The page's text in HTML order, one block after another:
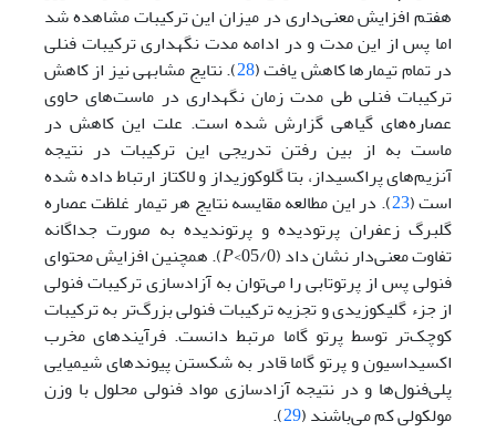
هفتم افزایش معنی‌داری در میزان این ترکیبات مشاهده شد
اما پس از این مدت و در ادامه مدت نگهداری ترکیبات فنلی
در تمام تیمارها کاهش یافت (28). نتایج مشابهی نیز از کاهش
ترکیبات فنلی طی مدت زمان نگهداری در ماست‌های حاوی
عصاره‌های گیاهی گزارش شده است. علت این کاهش در
ماست به از بین رفتن تدریجی این ترکیبات در نتیجه
آنزیم‌‌های پراکسیداز، بتا گلوکوزیداز و لاکتاز ارتباط داده شده
است (23). در این مطالعه مقایسه نتایج هر تیمار غلظت عصاره
گلبرگ زعفران پرتودیده و پرتوندیده به صورت جداگانه
تفاوت معنی‌دار نشان داد (05/0>
P). همچنین افزایش محتوای
فنولی پس از پرتوتابی را می‌توان به آزادسازی ترکیبات فنولی
از جزء گلیکوزیدی و تجزیه ترکیبات فنولی بزرگ‌تر به ترکیبات
کوچک‌تر توسط پرتو گاما مرتبط دانست. فرآیندهای مخرب
اکسیداسیون و پرتو گاما قادر به شکستن پیوندهای شیمیایی
پلی‌فنول‌ها و در نتیجه آزادسازی مواد فنولی محلول با وزن
مولکولی کم می‌باشند (29
).